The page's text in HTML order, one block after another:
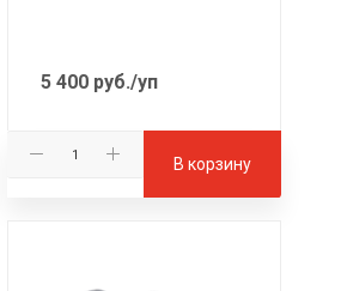
5 400руб./уп
В корзину